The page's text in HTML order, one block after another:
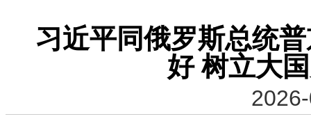
习近平同俄罗斯总统
好 树立大